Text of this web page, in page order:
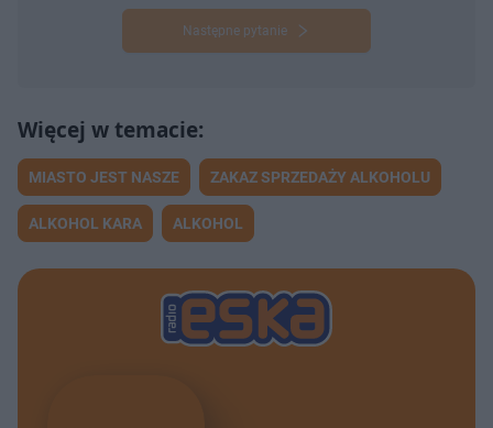
Następne pytanie
MIASTO JEST NASZE ZAKAZ SPRZEDAŻY ALKOHOLU
ALKOHOL KARA ALKOHOL